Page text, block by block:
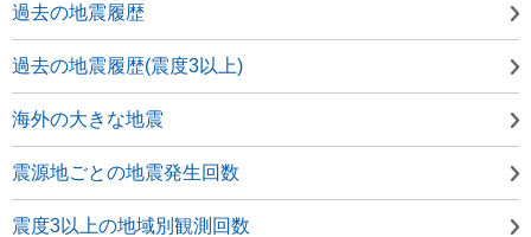
過去の地震履歴
過去の地震履歴(震度3以上)
海外の大きな地震
震源地ごとの地震発生回数
震度3以上の地域別観測回数